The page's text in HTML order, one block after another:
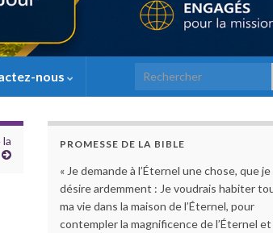
nous Search for:
PROMESSE DE LA BIBLE
« Je demande à l’Éternel une chose, que je
désire ardemment : Je voudrais habiter
ma vie dans la maison de l’Éternel, pour
contempler la magnificence de l’Éternel et